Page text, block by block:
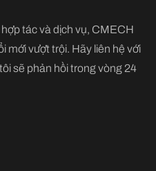
tác và dịch vụ, CMECH
mới vượt trội. Hãy liên hệ với
sẽ phản hồi trong vòng 24